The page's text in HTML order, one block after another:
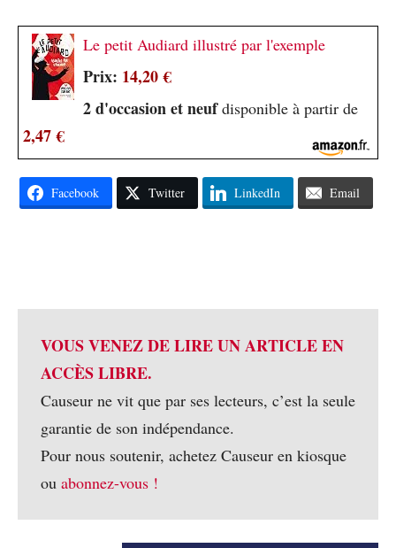
Le petit Audiard illustré par l'exemple
Prix: 14,20 €
2 d'occasion et neufdisponible à partir de
2,47 €
Facebook Twitter LinkedIn Email
VOUS VENEZ DE LIRE UN ARTICLE EN
ACCÈS LIBRE.
Causeur ne vit que par ses lecteurs, c’est la seule
garantie de son indépendance.
Pour nous soutenir, achetez Causeur en kiosque
ou abonnez-vous !